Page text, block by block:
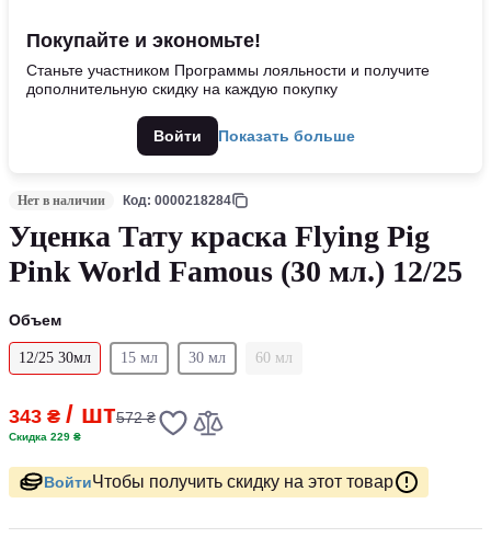
Покупайте и экономьте!
Станьте участником Программы лояльности и получите
дополнительную скидку на каждую покупку
Войти Показать больше
Нет в наличии Код: 0000218284
Уценка Тату краска Flying Pig
Pink World Famous (30 мл.) 12/25
Объем
12/25 30мл 15 мл 30 мл 60 мл
343 ₴ / шт572 ₴
Скидка 229 ₴
ВойтиЧтобы получить скидку на этот товар